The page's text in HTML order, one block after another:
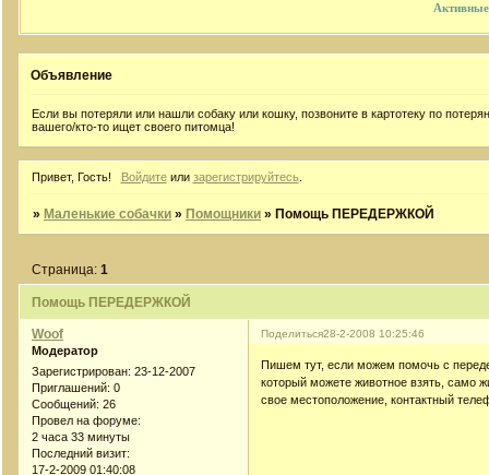
Объявление
Если вы потеряли или нашли собаку или кошку, позвоните в картотеку по
вашего/кто-то ищет своего питомца!
Привет, Гость! Войдитеили зарегистрируйтесь
» Маленькие собачки » Помощники » Помощь ПЕРЕДЕРЖКОЙ
Помощь ПЕРЕДЕРЖКОЙ
Страница:1
Поделиться28-2-2008 10:25:46
Woof
Модератор
Зарегистрирован: 23-12-2007
Приглашений: 0
Сообщений: 26
Провел на форуме:
2 часа 33 минуты
Последний визит:
17-2-2009 01:40:08
Пишем тут, если можем помочь с
который можете животное взять, само
свое местоположение, контактный